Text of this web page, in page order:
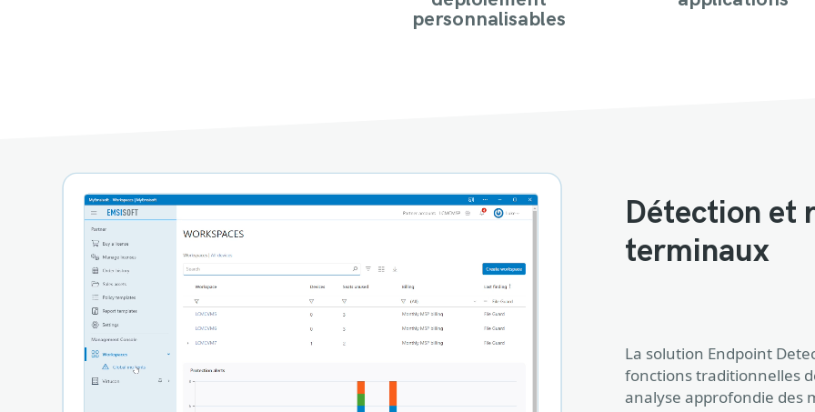
personnalisables
Détection et
terminaux
La solution Endpoint
fonctions traditionnelles
analyse approfondie des